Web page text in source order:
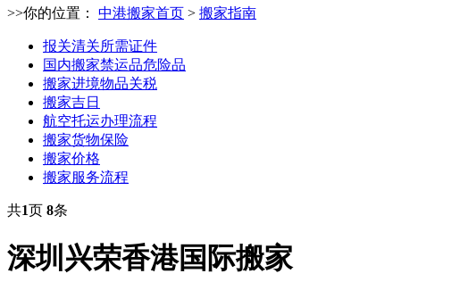
>>你的位置： 中港搬家首页 > 搬家指南
报关清关所需证件
国内搬家禁运品危险品
搬家进境物品关税
搬家吉日
航空托运办理流程
搬家货物保险
搬家价格
搬家服务流程
共1页 8条
深圳兴荣香港国际搬家